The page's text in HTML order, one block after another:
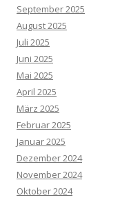
September 2025
August 2025
Juli 2025
Juni 2025
Mai 2025
April 2025
März 2025
Februar 2025
Januar 2025
Dezember 2024
November 2024
Oktober 2024